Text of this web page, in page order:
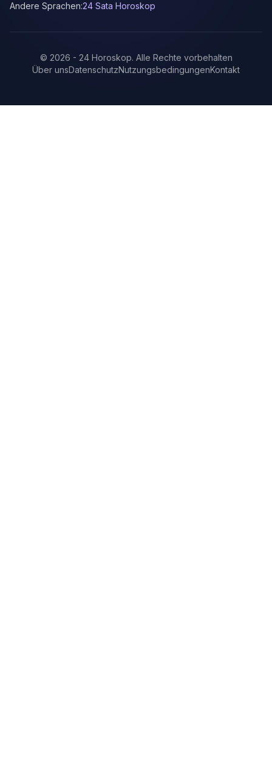
Andere Sprachen:24 Sata Horoskop
© 2026 - 24 Horoskop. Alle Rechte vorbehalten
Über unsDatenschutzNutzungsbedingungenKontakt